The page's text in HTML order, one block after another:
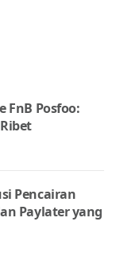
FnB Posfoo:
Pencairan
Paylater yang